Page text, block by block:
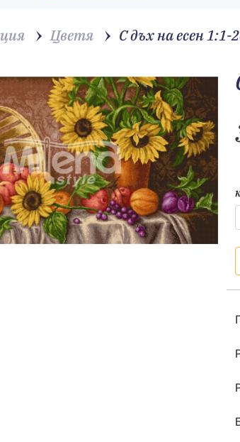
Цветя С дъх на есен 1:1-